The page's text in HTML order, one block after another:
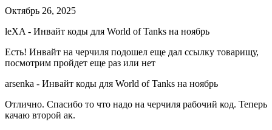
Октябрь 26, 2025
leXA - Инвайт коды для World of Tanks на ноябрь
Есть! Инвайт на черчиля подошел еще дал ссылку товарищу,
посмотрим пройдет еще раз или нет
arsenka - Инвайт коды для World of Tanks на ноябрь
Отлично. Спасибо то что надо на черчиля рабочий код. Теперь
качаю второй ак.